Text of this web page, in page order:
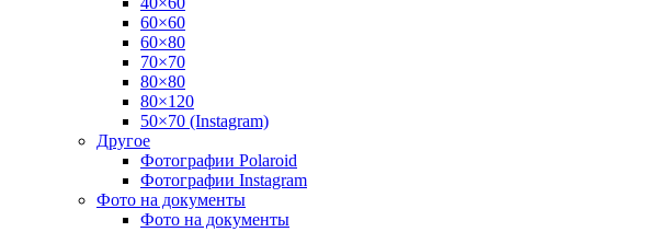
60×60
60×80
70×70
80×80
80×120
50×70 (Instagram)
Другое
Фотографии Polaroid
Фотографии Instagram
Фото на документы
Фото на документы